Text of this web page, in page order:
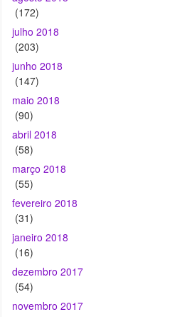
junho 2018
(147)
maio 2018
(90)
abril 2018
(58)
março 2018
(55)
fevereiro 2018
(31)
janeiro 2018
(16)
dezembro 2017
(54)
novembro 2017
(72)
outubro 2017
(87)